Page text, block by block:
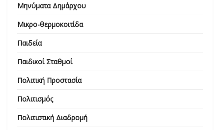
Μηνύματα Δημάρχου
Μικρο-θερμοκοιτίδα
Παιδεία
Παιδικοί Σταθμοί
Πολιτική Προστασία
Πολιτισμός
Πολιτιστική Διαδρομή